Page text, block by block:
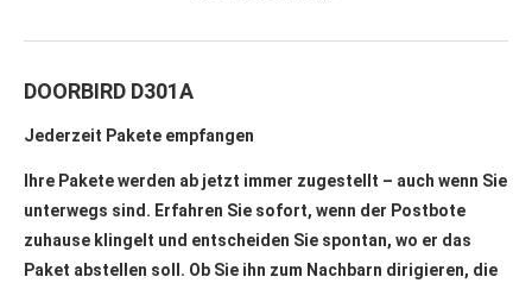
DOORBIRD D301A
Jederzeit Pakete empfangen
Ihre Pakete werden ab jetzt immer zugestellt – auch wenn Sie
unterwegs sind. Erfahren Sie sofort, wenn der Postbote
zuhause klingelt und entscheiden Sie spontan, wo er das
Paket abstellen soll. Ob Sie ihn zum Nachbarn dirigieren, die